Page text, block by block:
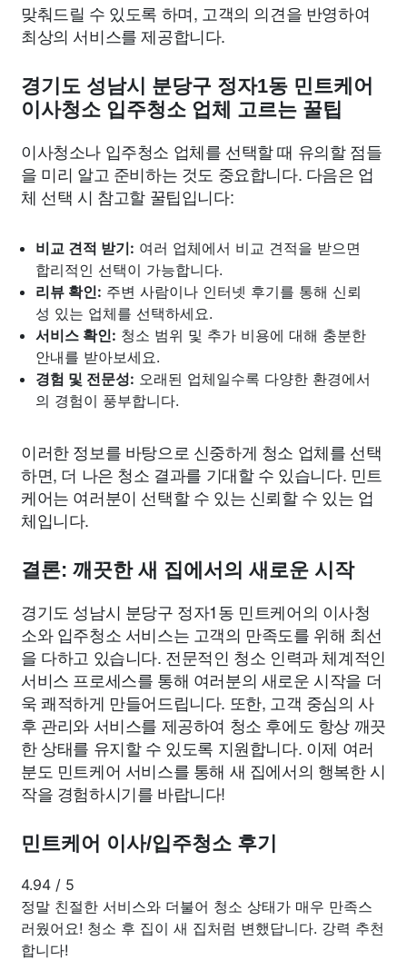
맞춰드릴 수 있도록 하며, 고객의 의견을 반영하여
최상의 서비스를 제공합니다.
경기도 성남시 분당구 정자1동 민트케어
이사청소 입주청소 업체 고르는 꿀팁
이사청소나 입주청소 업체를 선택할 때 유의할 점들
을 미리 알고 준비하는 것도 중요합니다. 다음은 업
체 선택 시 참고할 꿀팁입니다:
비교 견적 받기: 여러 업체에서 비교 견적을 받으면
합리적인 선택이 가능합니다.
리뷰 확인: 주변 사람이나 인터넷 후기를 통해 신뢰
성 있는 업체를 선택하세요.
서비스 확인: 청소 범위 및 추가 비용에 대해 충분한
안내를 받아보세요.
경험 및 전문성: 오래된 업체일수록 다양한 환경에서
의 경험이 풍부합니다.
이러한 정보를 바탕으로 신중하게 청소 업체를 선택
하면, 더 나은 청소 결과를 기대할 수 있습니다. 민트
케어는 여러분이 선택할 수 있는 신뢰할 수 있는 업
체입니다.
결론: 깨끗한 새 집에서의 새로운 시작
경기도 성남시 분당구 정자1동 민트케어의 이사청
소와 입주청소 서비스는 고객의 만족도를 위해 최선
을 다하고 있습니다. 전문적인 청소 인력과 체계적인
서비스 프로세스를 통해 여러분의 새로운 시작을 더
욱 쾌적하게 만들어드립니다. 또한, 고객 중심의 사
후 관리와 서비스를 제공하여 청소 후에도 항상 깨끗
한 상태를 유지할 수 있도록 지원합니다. 이제 여러
분도 민트케어 서비스를 통해 새 집에서의 행복한 시
작을 경험하시기를 바랍니다!
민트케어 이사/입주청소 후기
4.94 / 5
정말 친절한 서비스와 더불어 청소 상태가 매우 만족스
러웠어요! 청소 후 집이 새 집처럼 변했답니다. 강력 추천
합니다!